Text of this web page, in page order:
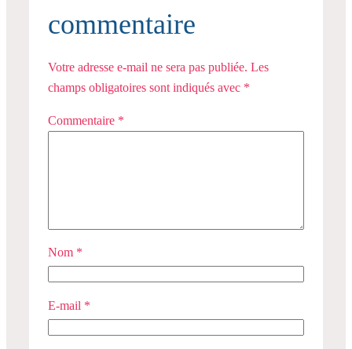
commentaire
Votre adresse e-mail ne sera pas publiée. Les
champs obligatoires sont indiqués avec *
Commentaire *
Nom *
E-mail *